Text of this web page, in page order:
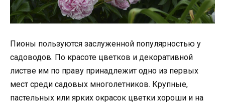
Пионы пользуются заслуженной популярностью у
садоводов. По красоте цветков и декоративной
листве им по праву принадлежит одно из первых
мест среди садовых многолетников. Крупные,
пастельных или ярких окрасок цветки хороши и на